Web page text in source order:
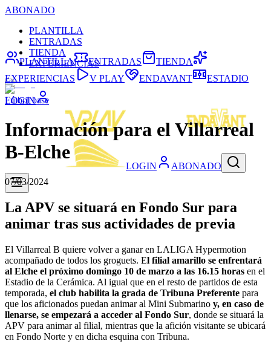
ABONADO
PLANTILLA
ENTRADAS
TIENDA
EXPERIENCIAS
LOGIN
LOGIN ABONADO
PLANTILLA ENTRADAS
TIENDA
EXPERIENCIAS
V PLAY ENDAVANT ESTADIO
Fútbol base
Información para el Villarreal
B-Elche
07/03/2024
La APV se situará en Fondo Sur para
animar tras sus actividades de previa
El Villarreal B quiere volver a ganar en LALIGA Hypermotion
acompañado de todos los groguets. El filial amarillo se enfrentará
al Elche el próximo domingo 10 de marzo a las 16.15 horas en el
Estadio de la Cerámica. Al igual que en el resto de partidos de esta
temporada, el club habilita la grada de Tribuna Preferente para
que los aficionados puedan animar al Mini Submarino y, en caso de
llenarse, se empezará a acceder al Fondo Sur, donde se situará la
APV para animar al filial, mientras que la afición visitante se ubicará
en Fondo Norte y en dicha esquina con Tribuna.